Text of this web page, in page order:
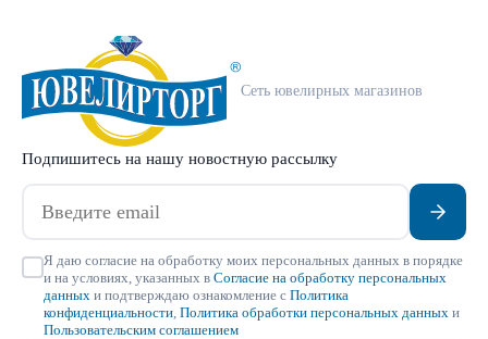
Сеть ювелирных магазинов
Подпишитесь на нашу новостную рассылку
Я даю согласие на обработку моих персональных данных в порядке
и на условиях, указанных в Согласие на обработку персональных
данных и подтверждаю ознакомление с Политика
конфиденциальности Политика обработки персональных данных и
Пользовательским соглашением